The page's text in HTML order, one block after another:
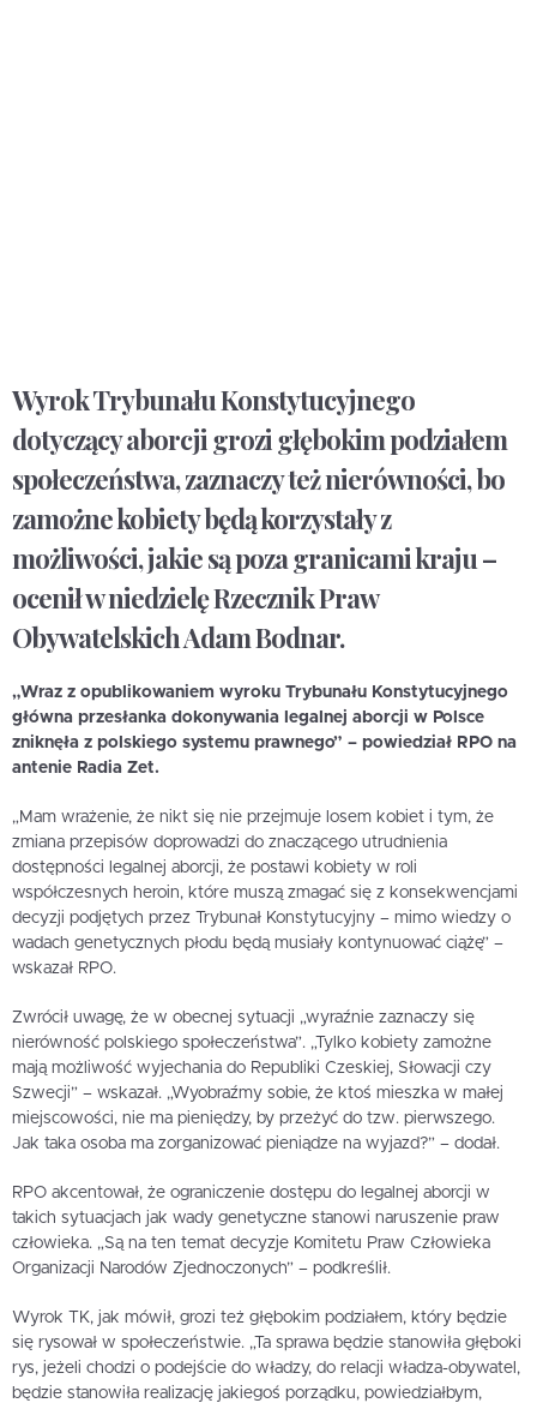
Wyrok Trybunału Konstytucyjnego
dotyczący aborcji grozi głębokim podziałem
społeczeństwa, zaznaczy też nierówności, bo
zamożne kobiety będą korzystały z
możliwości, jakie są poza granicami kraju –
ocenił w niedzielę Rzecznik Praw
Obywatelskich Adam Bodnar.
„Wraz z opublikowaniem wyroku Trybunału Konstytucyjnego
główna przesłanka dokonywania legalnej aborcji w Polsce
zniknęła z polskiego systemu prawnego” – powiedział RPO na
antenie Radia Zet.
„Mam wrażenie, że nikt się nie przejmuje losem kobiet i tym, że
zmiana przepisów doprowadzi do znaczącego utrudnienia
dostępności legalnej aborcji, że postawi kobiety w roli
współczesnych heroin, które muszą zmagać się z konsekwencjami
decyzji podjętych przez Trybunał Konstytucyjny – mimo wiedzy o
wadach genetycznych płodu będą musiały kontynuować ciążę” –
wskazał RPO.
Zwrócił uwagę, że w obecnej sytuacji „wyraźnie zaznaczy się
nierówność polskiego społeczeństwa”. „Tylko kobiety zamożne
mają możliwość wyjechania do Republiki Czeskiej, Słowacji czy
Szwecji” – wskazał. „Wyobraźmy sobie, że ktoś mieszka w małej
miejscowości, nie ma pieniędzy, by przeżyć do tzw. pierwszego.
Jak taka osoba ma zorganizować pieniądze na wyjazd?” – dodał.
RPO akcentował, że ograniczenie dostępu do legalnej aborcji w
takich sytuacjach jak wady genetyczne stanowi naruszenie praw
człowieka. „Są na ten temat decyzje Komitetu Praw Człowieka
Organizacji Narodów Zjednoczonych” – podkreślił.
Wyrok TK, jak mówił, grozi też głębokim podziałem, który będzie
się rysował w społeczeństwie. „Ta sprawa będzie stanowiła głęboki
rys, jeżeli chodzi o podejście do władzy, do relacji władza-obywatel,
będzie stanowiła realizację jakiegoś porządku, powiedziałbym,